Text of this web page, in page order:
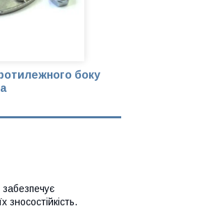
боку
забезпечує
зносостійкість.